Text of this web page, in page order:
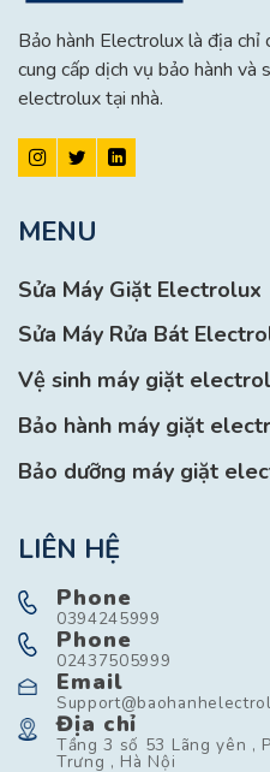
Bảo hành Electrolux là địa chỉ
cung cấp dịch vụ bảo hành và
electrolux tại nhà.
MENU
Sửa Máy Giặt Electrolux
Sửa Máy Rửa Bát
Vệ sinh máy giặt
Bảo hành máy giặt
Bảo dưỡng máy giặt
LIÊN HỆ
Phone
0394245999
Phone
02437505999
Email
Địa chỉ
Tầng 3 số 53 Lãng yên ,
Trưng , Hà Nội